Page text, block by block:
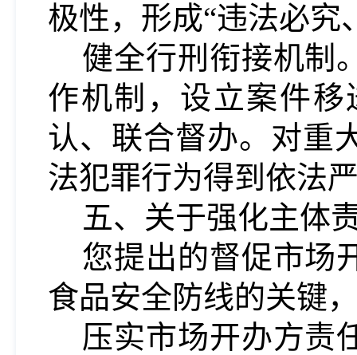
极性，形成“违法必究
健全行刑衔接机制
作机制，设立案件
认、联合督办。对重
法犯罪行为得到依法
五、关于强化主体
您提出的督促市场
食品安全防线的关键
压实市场开办方责